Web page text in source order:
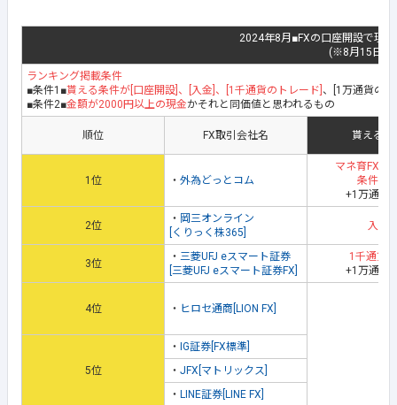
2024年8月■FXの口座開設で現
(※8月15日最
ランキング掲載条件
■条件1■貰える条件が[口座開設]、[入金]、[1千通貨のトレード] 、[1万通貨の
■条件2■金額が2000円以上の現金かそれと同価値と思われるもの
順位 FX取引会社名 貰える地
1位 ・ 外為どっとコム
マネ育FXス
条件達
+1万通貨
2位
・ 岡三オンライン
[くりっく株365]
入金
3位
・ 三菱UFJ eスマート証券
[三菱UFJ eスマート証券FX]
1千通貨
+1万通貨
4位 ・ ヒロセ通商[LION FX]
5位
・ IG証券[FX標準]
・ JFX[マトリックス]
・ LINE証券[LINE FX]